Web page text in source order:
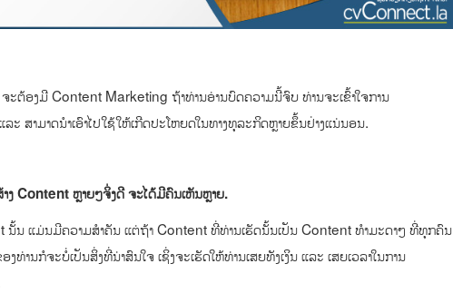
ງມີ Content Marketing ຖ້າທ່ານອ່ານບົດຄວາມນີ້ຈົບ ທ່ານຈະເຂົ້າໃຈການ
ສາມາດນຳເອົາໄປໃຊ້ໃຫ້ເກີດປະໂຫຍດໃນທາງທຸລະກິດຫຼາຍຂຶ້ນຢ່າງແນ່ນອນ.
ງContentຫຼາຍໆຈຶ່ງດີ ຈະໄດ້ມີຄົນເຫັນຫຼາຍ.
ແມ່ນມີຄວາມສຳຄັນ ແຕ່ຖ້າ Content ທີ່ທ່ານເຮັດນັ້ນເປັນ Content ທຳມະດາໆ ທີ່ທຸກຄົນ
ານກໍຈະບໍ່ເປັນສິ່ງທີ່ນ່າສົນໃຈ ເຊິ່ງຈະເຮັດໃຫ້ທ່ານເສຍທັງເງິນ ແລະ ເສຍເວລາໃນການ